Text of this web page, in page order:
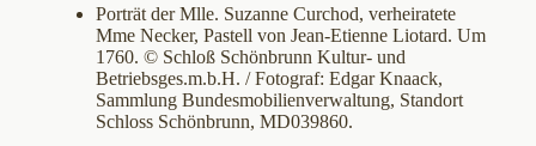
Porträt der Mlle. Suzanne Curchod, verheiratete
Mme Necker, Pastell von Jean-Etienne Liotard. Um
1760. © Schloß Schönbrunn Kultur- und
Betriebsges.m.b.H. / Fotograf: Edgar Knaack,
Sammlung Bundesmobilienverwaltung, Standort
Schloss Schönbrunn, MD039860.